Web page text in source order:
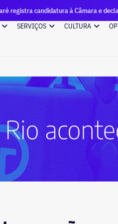
à Câmara e declara patrimônio
SERVIÇOS CULTURA